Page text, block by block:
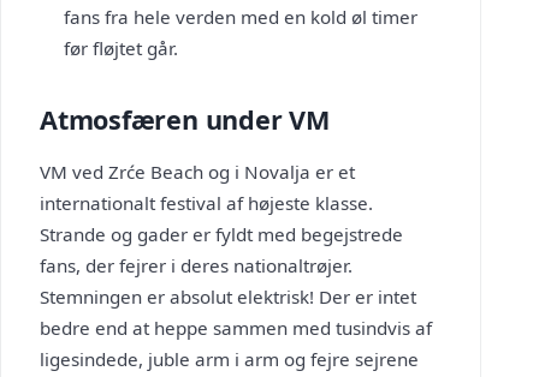
fans fra hele verden med en kold øl timer
før fløjtet går.
Atmosfæren under VM
VM ved Zrće Beach og i Novalja er et
internationalt festival af højeste klasse.
Strande og gader er fyldt med begejstrede
fans, der fejrer i deres nationaltrøjer.
Stemningen er absolut elektrisk! Der er intet
bedre end at heppe sammen med tusindvis af
ligesindede, juble arm i arm og fejre sejrene